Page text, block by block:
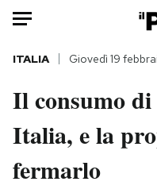
HOME
Italia
Politica
ITALIA Giovedì 19
Il consumo
Italia, e la
fermarlo